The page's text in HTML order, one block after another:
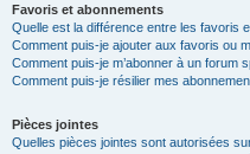
Favoris et abonnements
Quelle est la différence entre les favoris
Comment puis-je ajouter aux favoris ou
Comment puis-je m’abonner à un forum
Comment puis-je résilier mes
Pièces jointes
Quelles pièces jointes sont autorisées